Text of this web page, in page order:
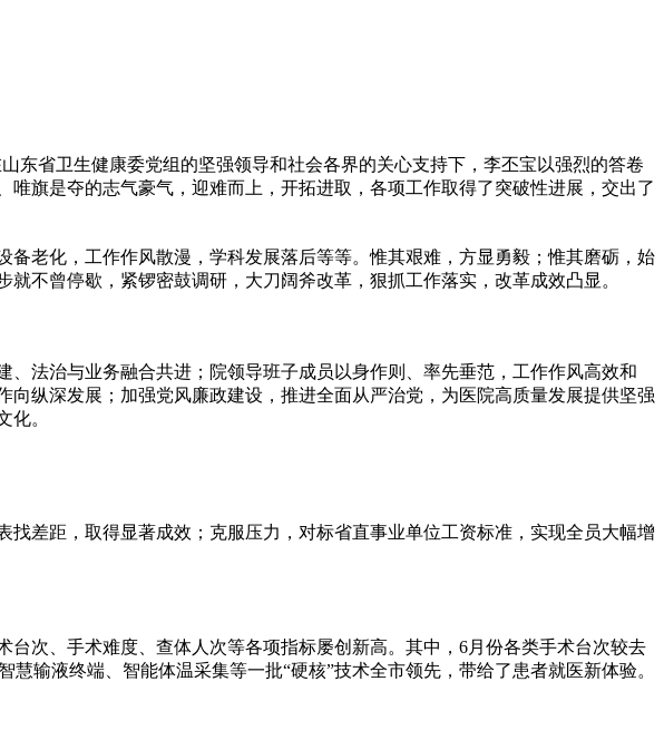
东省卫生健康委党组的坚强领导和社会各界的关心支持下，李丕宝以强烈的答卷
旗是夺的志气豪气，迎难而上，开拓进取，各项工作取得了突破性进展，交出了
老化，工作作风散漫，学科发展落后等等。惟其艰难，方显勇毅；惟其磨砺，始
不曾停歇，紧锣密鼓调研，大刀阔斧改革，狠抓工作落实，改革成效凸显。
法治与业务融合共进；院领导班子成员以身作则、率先垂范，工作作风高效和
纵深发展；加强党风廉政建设，推进全面从严治党，为医院高质量发展提供坚强
化。
差距，取得显著成效；克服压力，对标省直事业单位工资标准，实现全员大幅增
次、手术难度、查体人次等各项指标屡创新高。其中，6月份各类手术台次较去
输液终端、智能体温采集等一批“硬核”技术全市领先，带给了患者就医新体验。